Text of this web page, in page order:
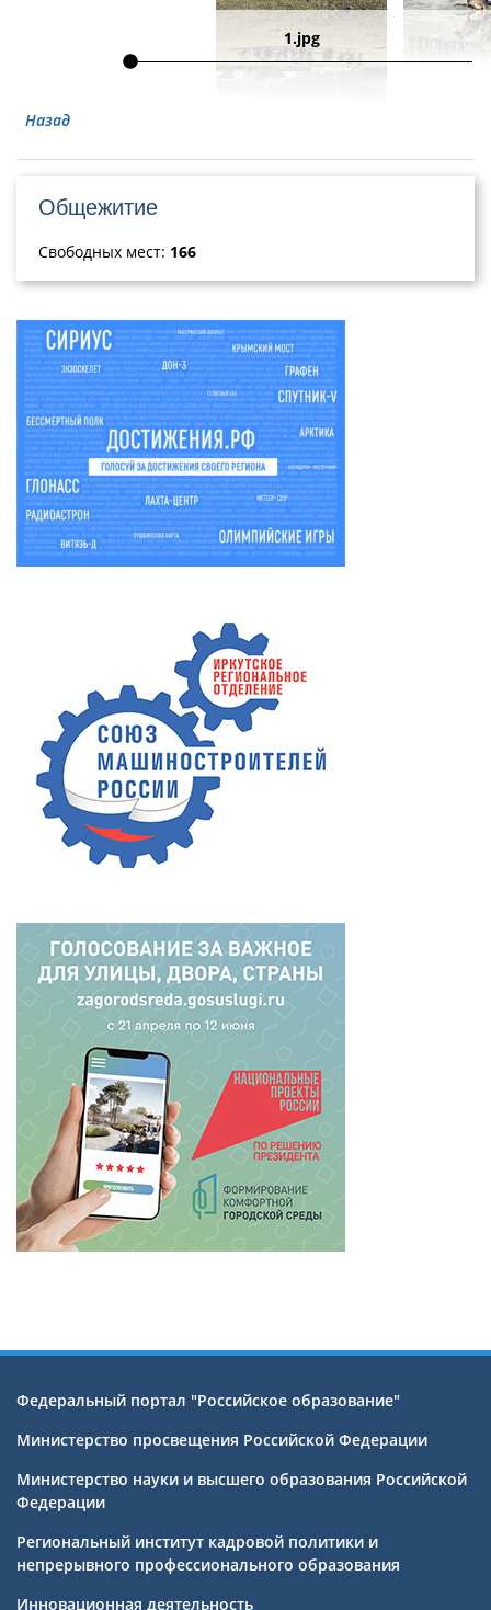
1.jpg
Назад
Общежитие
Свободных мест: 166
Федеральный портал "Российское образование"
Министерство просвещения Российской Федерации
Министерство науки и высшего образования Российской
Федерации
Региональный институт кадровой политики и
непрерывного профессионального образования
Инновационная деятельность